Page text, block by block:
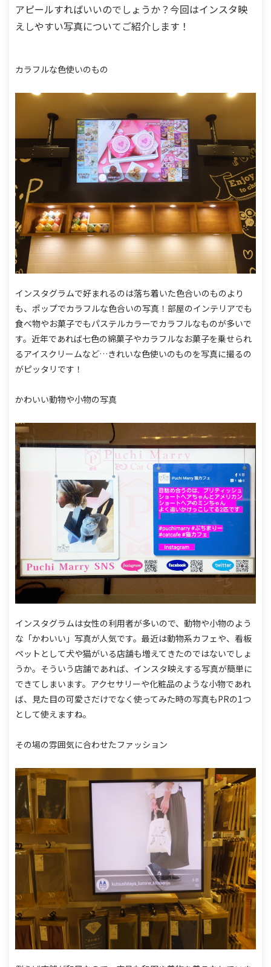
アピールすればいいのでしょうか？今回はインスタ映
えしやすい写真についてご紹介します！
カラフルな色使いのもの
インスタグラムで好まれるのは落ち着いた色合いのものより
も、ポップでカラフルな色合いの写真！ 部屋のインテリアでも
食べ物やお菓子でもパステルカラーでカラフルなものが多いで
す。 近年であれば七色の綿菓子やカラフルなお菓子を乗せられ
るアイスクリームなど…きれいな色使いのものを写真に撮るの
がピッタリです！
かわいい動物や小物の写真
インスタグラムは女性の利用者が多いので、動物や小物のよう
な「かわいい」写真が人気です。 最近は動物系カフェや、看板
ペットとして犬や猫がいる店舗も増えてきたのではないでしょ
うか。 そういう店舗であれば、インスタ映えする写真が簡単に
できてしまいます。 アクセサリーや化粧品のような小物であれ
ば、見た目の可愛さだけでなく使ってみた時の写真もPRの1つ
として使えますね。
その場の雰囲気に合わせたファッション